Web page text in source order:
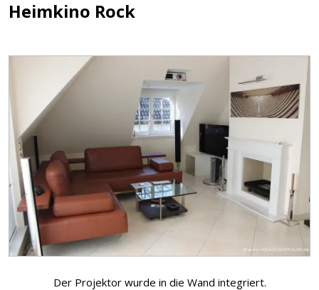
Heimkino Rock
Der Projektor wurde in die Wand integriert.